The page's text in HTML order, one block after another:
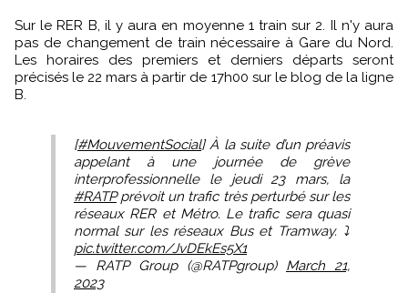
Sur le RER B, il y aura en moyenne 1 train sur 2. Il n'y aura
pas de changement de train nécessaire à Gare du Nord.
Les horaires des premiers et derniers départs seront
précisés le 22 mars à partir de 17h00 sur le blog de la ligne
B.
[#MouvementSocial] À la suite d’un préavis
appelant à une journée de grève
interprofessionnelle le jeudi 23 mars, la
#RATPprévoit un trafic très perturbé sur les
réseaux RER et Métro. Le trafic sera quasi
normal sur les réseaux Bus et Tramway. ⤵️
pic.twitter.com/JvDEkEs5X1
— RATP Group (@RATPgroup) March 21,
2023